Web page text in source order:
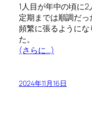
1人目が年中の頃に
定期までは順調だ
頻繁に張るように
た。
(さらに…)
2024年11月16日